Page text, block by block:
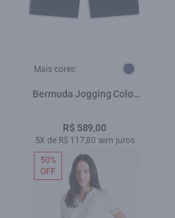
Mais cores:
Bermuda Jogging Color
R$ 589,00
5X de R$ 117,80 sem juros
50%
OFF